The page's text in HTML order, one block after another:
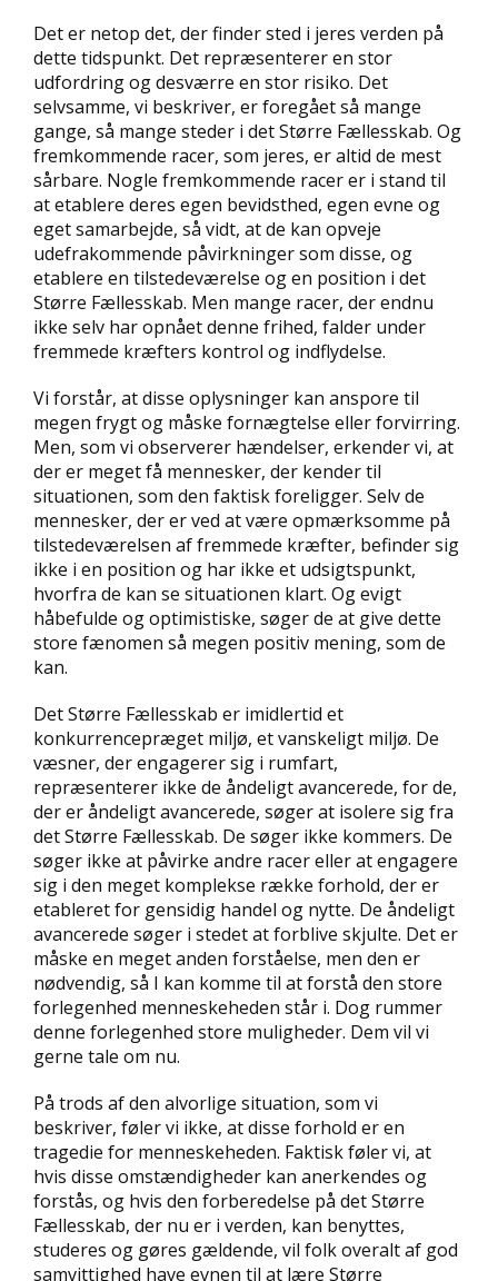
Det er netop det, der finder sted i jeres verden på
dette tidspunkt. Det repræsenterer en stor
udfordring og desværre en stor risiko. Det
selvsamme, vi beskriver, er foregået så mange
gange, så mange steder i det Større Fællesskab. Og
fremkommende racer, som jeres, er altid de mest
sårbare. Nogle fremkommende racer er i stand til
at etablere deres egen bevidsthed, egen evne og
eget samarbejde, så vidt, at de kan opveje
udefrakommende påvirkninger som disse, og
etablere en tilstedeværelse og en position i det
Større Fællesskab. Men mange racer, der endnu
ikke selv har opnået denne frihed, falder under
fremmede kræfters kontrol og indflydelse.
Vi forstår, at disse oplysninger kan anspore til
megen frygt og måske fornægtelse eller forvirring.
Men, som vi observerer hændelser, erkender vi, at
der er meget få mennesker, der kender til
situationen, som den faktisk foreligger. Selv de
mennesker, der er ved at være opmærksomme på
tilstedeværelsen af fremmede kræfter, befinder sig
ikke i en position og har ikke et udsigtspunkt,
hvorfra de kan se situationen klart. Og evigt
håbefulde og optimistiske, søger de at give dette
store fænomen så megen positiv mening, som de
kan.
Det Større Fællesskab er imidlertid et
konkurrencepræget miljø, et vanskeligt miljø. De
væsner, der engagerer sig i rumfart,
repræsenterer ikke de åndeligt avancerede, for de,
der er åndeligt avancerede, søger at isolere sig fra
det Større Fællesskab. De søger ikke kommers. De
søger ikke at påvirke andre racer eller at engagere
sig i den meget komplekse række forhold, der er
etableret for gensidig handel og nytte. De åndeligt
avancerede søger i stedet at forblive skjulte. Det er
måske en meget anden forståelse, men den er
nødvendig, så I kan komme til at forstå den store
forlegenhed menneskeheden står i. Dog rummer
denne forlegenhed store muligheder. Dem vil vi
gerne tale om nu.
På trods af den alvorlige situation, som vi
beskriver, føler vi ikke, at disse forhold er en
tragedie for menneskeheden. Faktisk føler vi, at
hvis disse omstændigheder kan anerkendes og
forstås, og hvis den forberedelse på det Større
Fællesskab, der nu er i verden, kan benyttes,
studeres og gøres gældende, vil folk overalt af god
samvittighed have evnen til at lære Større